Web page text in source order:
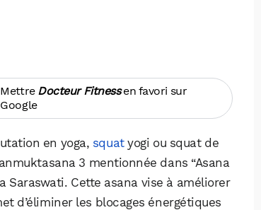
Mettre Docteur Fitnessen favori sur
Google
en yoga, squatyogi ou squat de
3 mentionnée dans “Asana
Saraswati. Cette asana vise à améliorer
d’éliminer les blocages énergétiques